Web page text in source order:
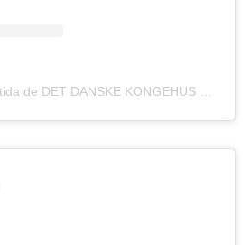
Una publicación compartida de DET DANSKE KONGEHUS 🇩🇰 (@detdanskekongehus)